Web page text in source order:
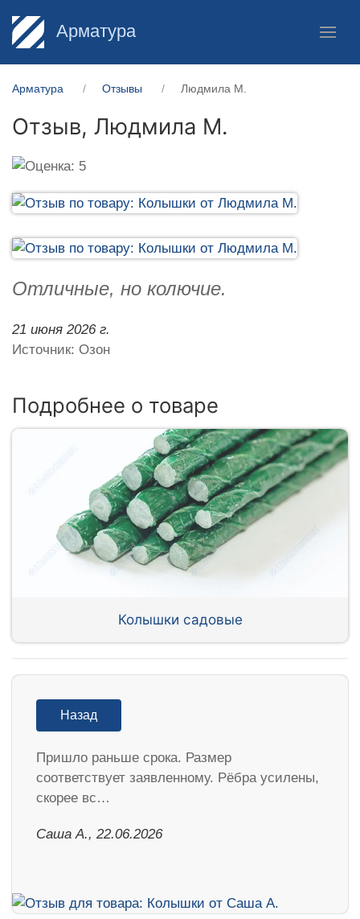
Арматура
Арматура Отзывы Людмила М.
Отзыв, Людмила М.
Отличные, но колючие.
21 июня 2026 г.
Источник: Озон
Подробнее о товаре
Колышки садовые
Назад
Пришло раньше срока. Размер
соответствует заявленному. Рёбра усилены,
скорее вс…
Саша А., 22.06.2026